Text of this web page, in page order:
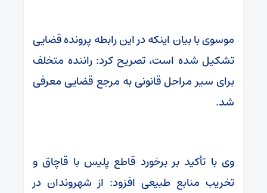
موسوی با بیان اینکه در این رابطه پرونده قضایی
تشکیل شده است، تصریح کرد: راننده متخلف
برای سیر مراحل قانونی به مرجع قضایی معرفی
شد.
وی با تأکید بر برخورد قاطع پلیس با قاچاق و
تخریب منابع طبیعی افزود: از شهروندان در